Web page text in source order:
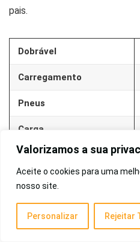
Valorizamos a sua
Aceite o cookies para uma
nosso site.
Personalizar Rejeitar
pais.
Dobrável
Carregamento
Pneus
Carga
Bateria
8 Foston S09 Pro
Visual muito